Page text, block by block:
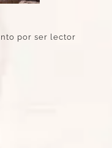
por ser lector